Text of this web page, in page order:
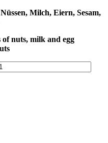
Milch, Eiern, Sesam,
nuts, milk and egg